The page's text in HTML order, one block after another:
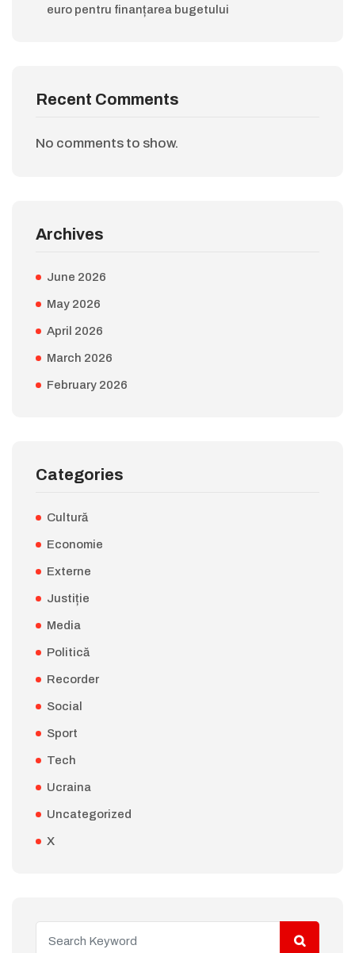
euro pentru finanțarea bugetului
Recent Comments
No comments to show.
Archives
June 2026
May 2026
April 2026
March 2026
February 2026
Categories
Cultură
Economie
Externe
Justiție
Media
Politică
Recorder
Social
Sport
Tech
Ucraina
Uncategorized
X